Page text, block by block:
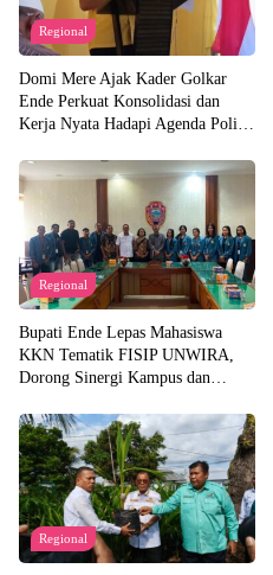
Regional
Domi Mere Ajak Kader Golkar
Ende Perkuat Konsolidasi dan
Kerja Nyata Hadapi Agenda Politik
Regional
Bupati Ende Lepas Mahasiswa
KKN Tematik FISIP UNWIRA,
Dorong Sinergi Kampus dan
Regional